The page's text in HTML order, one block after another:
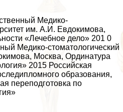
Медико-
им. А.И. Евдокимова,
«Лечебное дело» 201 0
Медико-стоматологический
Москва, Ординатура
2015 Российская
образования,
переподготовка по